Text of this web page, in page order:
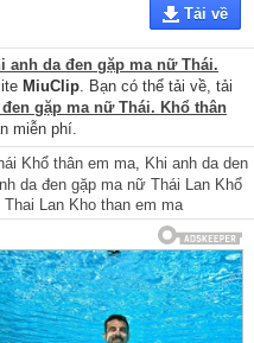
Tải về
anh da đen gặp ma nữ Thái.
MiuClip. Bạn có thể tải về, tải
gặp ma nữ Thái. Khổ thân
miễn phí.
Khổ thân em ma, Khi anh da den
da đen gặp ma nữ Thái Lan Khổ
Lan Kho than em ma